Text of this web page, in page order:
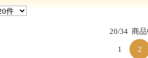
20/34 商品
1 2